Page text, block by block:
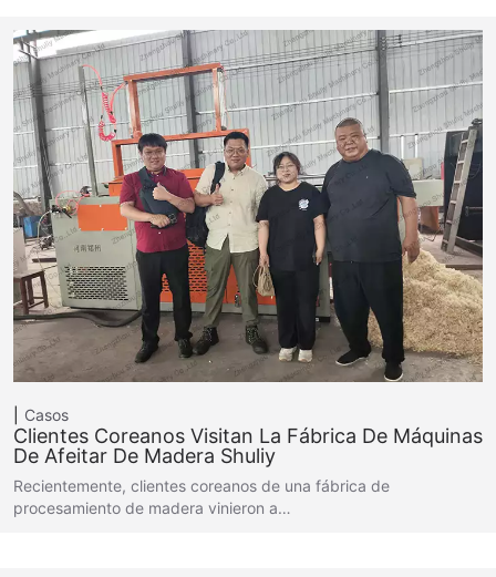
Casos
Clientes Coreanos Visitan La Fábrica De Máquinas
De Afeitar De Madera Shuliy
Recientemente, clientes coreanos de una fábrica de
procesamiento de madera vinieron a…